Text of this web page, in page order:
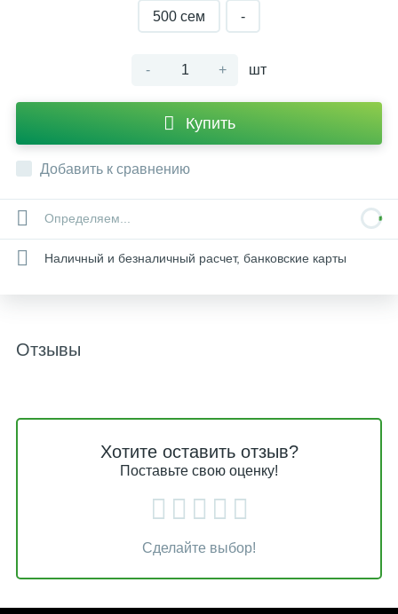
500 cем -
- + шт
Купить
Добавить к сравнению
Определяем...
Наличный и безналичный расчет, банковские карты
Отзывы
Хотите оставить отзыв?
Поставьте свою оценку!
Сделайте выбор!